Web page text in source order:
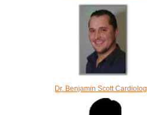
Dr. Benjamin Scott